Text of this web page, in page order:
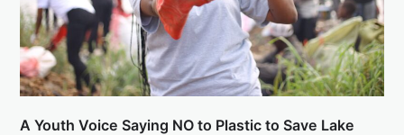
A Youth Voice Saying NO to Plastic to Save Lake